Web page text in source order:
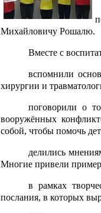
Михайловичу Рошалю.
Вместе с
вспомнили
хирургии и
поговорили о
вооружённых
собой, чтобы помочь
делились
Многие привели
в рамках
послания, в которых